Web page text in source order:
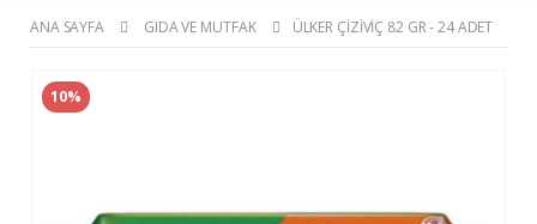
ANA SAYFA GIDA VE MUTFAK ÜLKER ÇIZIVIÇ 82 GR - 24 ADET
10%